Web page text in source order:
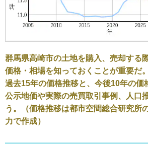
群馬県高崎市の土地を購入、売却する
価格・相場を知っておくことが重要だ
過去15年の価格推移と、今後10年の価
公示地価や実際の売買取引事例、人口
う。（価格推移は都市空間総合研究所
力で作成）